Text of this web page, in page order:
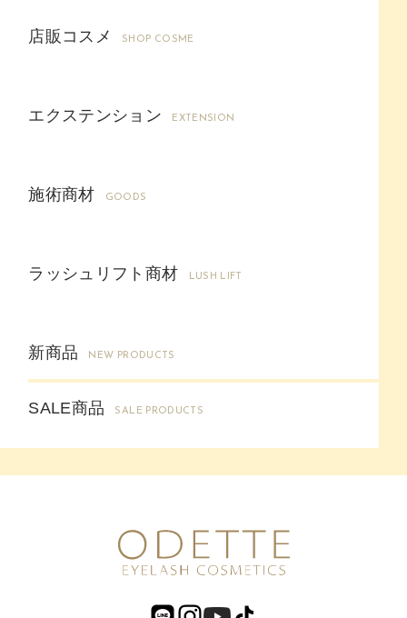
店販コスメ SHOP COSME
エクステンション EXTENSION
施術商材 GOODS
ラッシュリフト商材 LUSH LIFT
新商品 NEW PRODUCTS
SALE商品 SALE PRODUCTS